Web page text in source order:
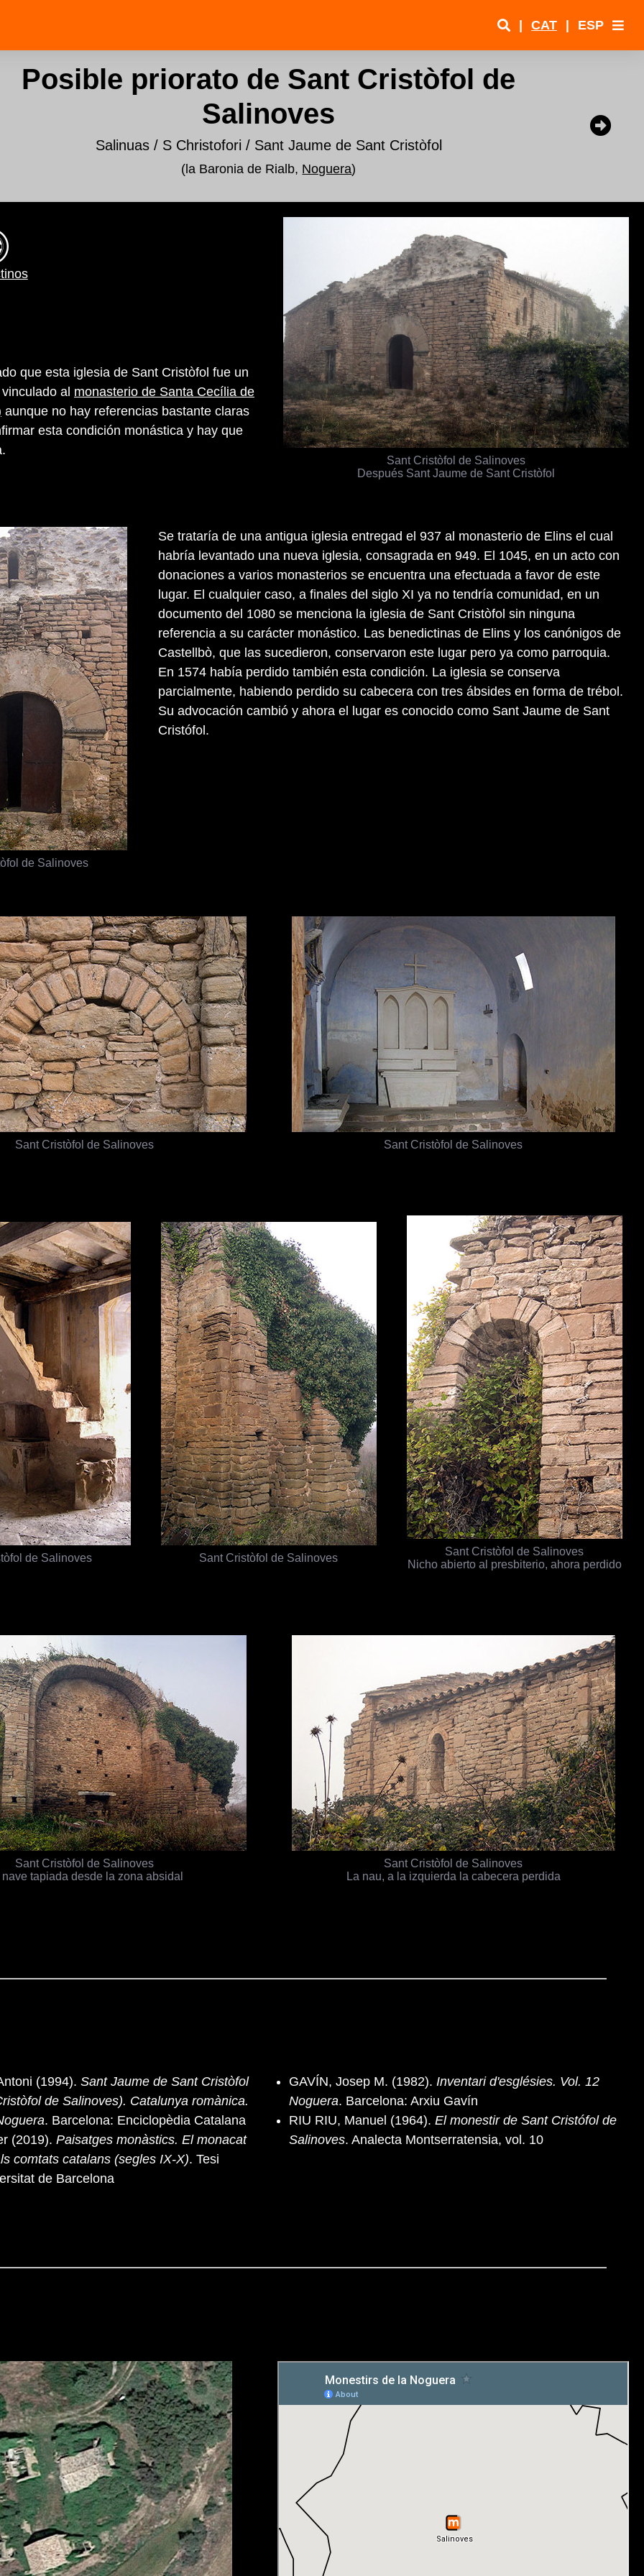
| CAT | ESP
Posible priorato de Sant Cristòfol de
Salinoves
Salinuas / S Christofori / Sant Jaume de Sant Cristòfol
(la Baronia de Rialb, Noguera)
Sant Cristòfol de Salinoves
Después Sant Jaume de Sant Cristòfol
que esta iglesia de Sant Cristòfol fue un
al monasterio de Santa Cecília de
aunque no hay referencias bastante claras
esta condición monástica y hay que
de Salinoves
Se trataría de una antigua iglesia entregad el 937 al monasterio de Elins el cual
habría levantado una nueva iglesia, consagrada en 949. El 1045, en un acto con
donaciones a varios monasterios se encuentra una efectuada a favor de este
lugar. El cualquier caso, a finales del siglo XI ya no tendría comunidad, en un
documento del 1080 se menciona la iglesia de Sant Cristòfol sin ninguna
referencia a su carácter monástico. Las benedictinas de Elins y los canónigos de
Castellbò, que las sucedieron, conservaron este lugar pero ya como parroquia.
En 1574 había perdido también esta condición. La iglesia se conserva
parcialmente, habiendo perdido su cabecera con tres ábsides en forma de trébol.
Su advocación cambió y ahora el lugar es conocido como Sant Jaume de Sant
Cristófol.
Sant Cristòfol de Salinoves Sant Cristòfol de Salinoves
de Salinoves Sant Cristòfol de Salinoves
Sant Cristòfol de Salinoves
Nicho abierto al presbiterio, ahora perdido
Sant Cristòfol de Salinoves
tapiada desde la zona absidal
Sant Cristòfol de Salinoves
La nau, a la izquierda la cabecera perdida
(1994). Sant Jaume de Sant Cristòfol
de Salinoves). Catalunya romànica.
. Barcelona: Enciclopèdia Catalana
(2019). Paisatges monàstics. El monacat
comtats catalans (segles IX-X). Tesi
de Barcelona
GAVÍN, Josep M. (1982). Inventari d'esglésies. Vol. 12
Noguera. Barcelona: Arxiu Gavín
RIU RIU, Manuel (1964). El monestir de Sant Cristófol de
Salinoves. Analecta Montserratensia, vol. 10